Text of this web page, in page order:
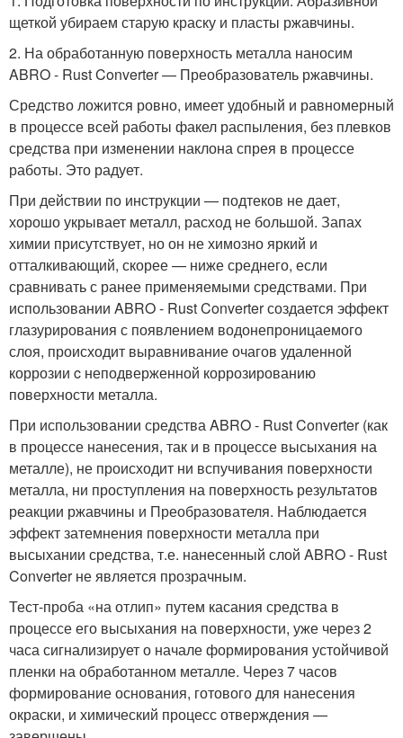
щеткой убираем старую краску и пласты ржавчины.
2. На обработанную поверхность металла наносим
ABRO - Rust Converter — Преобразователь ржавчины.
Средство ложится ровно, имеет удобный и равномерный
в процессе всей работы факел распыления, без плевков
средства при изменении наклона спрея в процессе
работы. Это радует.
При действии по инструкции — подтеков не дает,
хорошо укрывает металл, расход не большой. Запах
химии присутствует, но он не химозно яркий и
отталкивающий, скорее — ниже среднего, если
сравнивать с ранее применяемыми средствами. При
использовании ABRO - Rust Converter создается эффект
глазурирования с появлением водонепроницаемого
слоя, происходит выравнивание очагов удаленной
коррозии c неподверженной коррозированию
поверхности металла.
При использовании средства ABRO - Rust Converter (как
в процессе нанесения, так и в процессе высыхания на
металле), не происходит ни вспучивания поверхности
металла, ни проступления на поверхность результатов
реакции ржавчины и Преобразователя. Наблюдается
эффект затемнения поверхности металла при
высыхании средства, т.е. нанесенный слой ABRO - Rust
Converter не является прозрачным.
Тест-проба «на отлип» путем касания средства в
процессе его высыхания на поверхности, уже через 2
часа сигнализирует о начале формирования устойчивой
пленки на обработанном металле. Через 7 часов
формирование основания, готового для нанесения
окраски, и химический процесс отверждения —